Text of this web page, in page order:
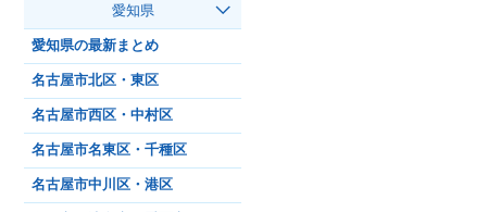
愛知県
愛知県の最新まとめ
名古屋市北区・東区
名古屋市西区・中村区
名古屋市名東区・千種区
名古屋市中川区・港区